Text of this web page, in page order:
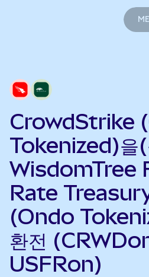
CrowdStrike
Tokenized)을
WisdomTree
Rate
(Ondo
환전
USFRon)